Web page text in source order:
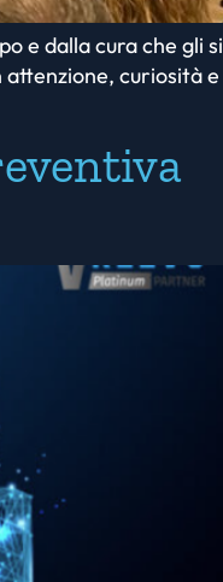
e dalla cura che gli si
attenzione, curiosità e